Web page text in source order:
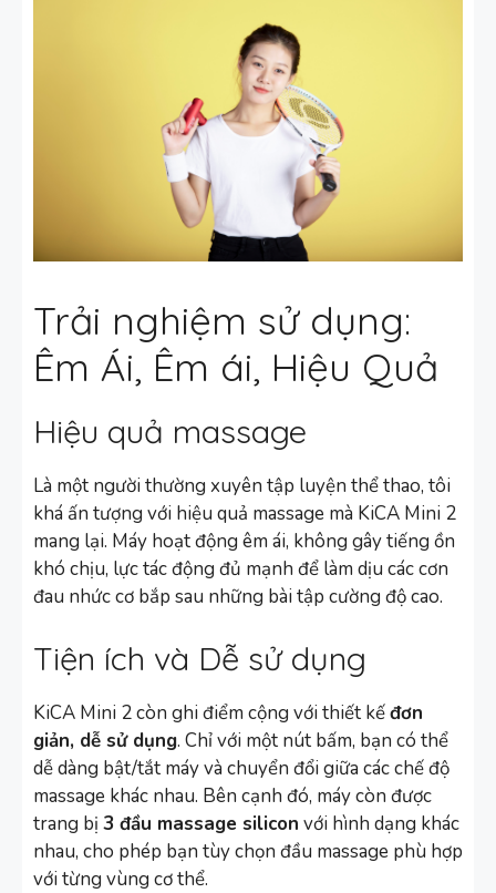
Trải nghiệm sử dụng:
Êm Ái, Êm ái, Hiệu Quả
Hiệu quả massage
Là một người thường xuyên tập luyện thể thao, tôi
khá ấn tượng với hiệu quả massage mà KiCA Mini 2
mang lại. Máy hoạt động êm ái, không gây tiếng ồn
khó chịu, lực tác động đủ mạnh để làm dịu các cơn
đau nhức cơ bắp sau những bài tập cường độ cao.
Tiện ích và Dễ sử dụng
KiCA Mini 2 còn ghi điểm cộng với thiết kếđơn
giản, dễ sử dụng. Chỉ với một nút bấm, bạn có thể
dễ dàng bật/tắt máy và chuyển đổi giữa các chế độ
massage khác nhau. Bên cạnh đó, máy còn được
trang bị 3 đầu massage silicon với hình dạng khác
nhau, cho phép bạn tùy chọn đầu massage phù hợp
với từng vùng cơ thể.